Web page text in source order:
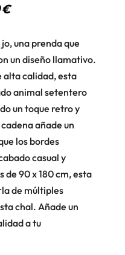
€
una prenda que
un diseño llamativo.
alta calidad, esta
animal setentero
un toque retro y
añade un
los bordes
casual y
de 90 x 180 cm, esta
de múltiples
chal. Añade un
a tu